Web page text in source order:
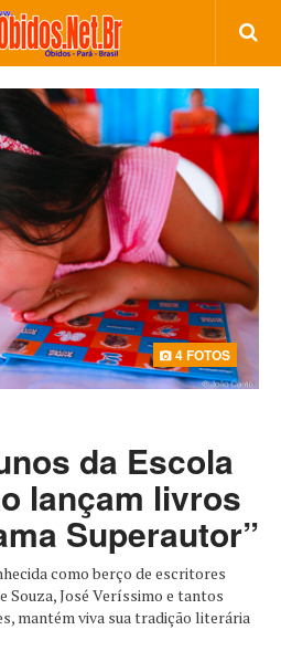
4 FOTOS
da Escola
lançam livros
Superautor”
como berço de escritores
Souza, José Veríssimo e tantos
mantém viva sua tradição literária